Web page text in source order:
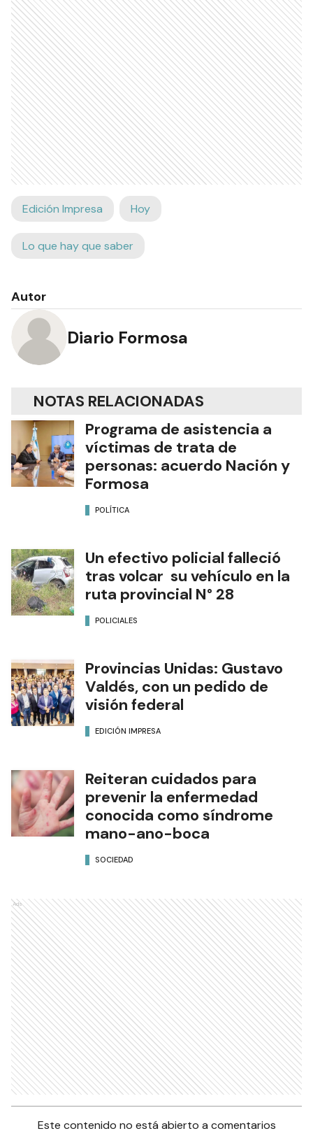
Edición Impresa Hoy
Lo que hay que saber
Autor
Diario Formosa
NOTAS RELACIONADAS
Programa de asistencia a
víctimas de trata de
personas: acuerdo Nación y
Formosa
POLÍTICA
Un efectivo policial falleció
tras volcar su vehículo en la
ruta provincial N° 28
POLICIALES
Provincias Unidas: Gustavo
Valdés, con un pedido de
visión federal
EDICIÓN IMPRESA
Reiteran cuidados para
prevenir la enfermedad
conocida como síndrome
mano-ano-boca
SOCIEDAD
Ads
Este contenido no está abierto a comentarios